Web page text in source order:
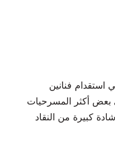
استقدام فنانين
بعض أكثر المسرحيات
كبيرة من النقاد